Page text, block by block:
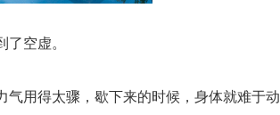
空虚。
气用得太骤，歇下来的时候，身体就难于动